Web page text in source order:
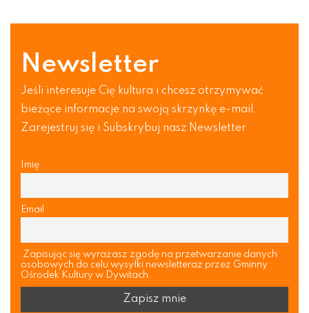
Newsletter
Jeśli interesuje Cię kultura i chcesz otrzymywać
bieżące informacje na swoją skrzynkę e-mail.
Zarejestruj się i Subskrybuj nasz Newsletter
Imię
Email
Zapisując się wyrażasz zgodę na przetwarzanie danych
osobowych do celu wysyłki newsletteraz przez Gminny
Ośrodek Kultury w Dywitach.